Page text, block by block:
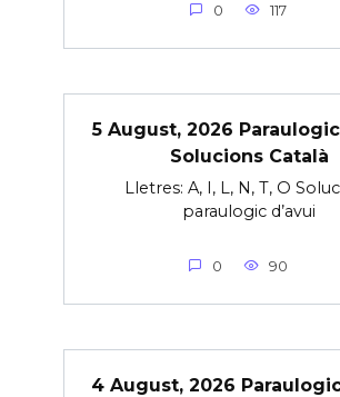
0 117
5 August, 2026 Paraulogic
Solucions Català
Lletres: A, I, L, N, T, O
paraulogic d’avui
0 90
4 August, 2026 Paraulogic